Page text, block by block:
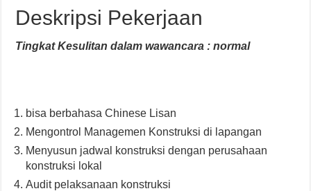
Deskripsi Pekerjaan
Tingkat Kesulitan dalam wawancara : normal
bisa berbahasa Chinese Lisan
Mengontrol Managemen Konstruksi di lapangan
Menyusun jadwal konstruksi dengan perusahaan
konstruksi lokal
Audit pelaksanaan konstruksi